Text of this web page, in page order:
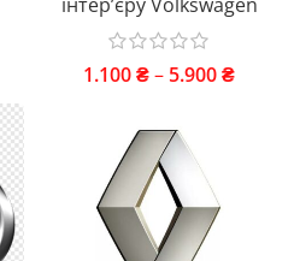
інтер’єру Volkswagen
1.100₴– 5.900₴